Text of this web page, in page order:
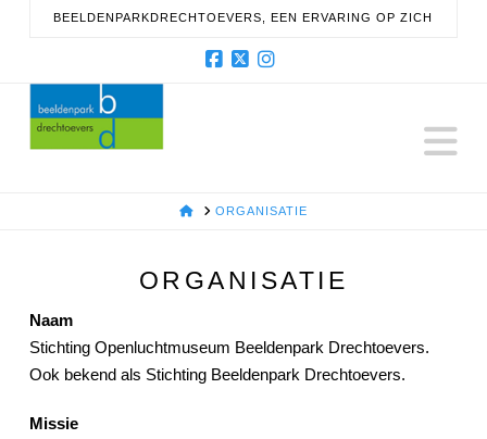
BEELDENPARKDRECHTOEVERS, EEN ERVARING OP ZICH
HOMEORGANISATIE
ORGANISATIE
Naam
Stichting Openluchtmuseum Beeldenpark Drechtoevers.
Ook bekend als Stichting Beeldenpark Drechtoevers.
Missie